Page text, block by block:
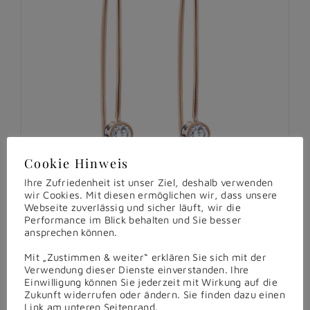
Cookie Hinweis
Ihre Zufriedenheit ist unser Ziel, deshalb verwenden
wir Cookies. Mit diesen ermöglichen wir, dass unsere
Webseite zuverlässig und sicher läuft, wir die
Performance im Blick behalten und Sie besser
ansprechen können.
Mit „Zustimmen & weiter“ erklären Sie sich mit der
Verwendung dieser Dienste einverstanden. Ihre
Einwilligung können Sie jederzeit mit Wirkung auf die
Zukunft widerrufen oder ändern. Sie finden dazu einen
Link am unteren Seitenrand.